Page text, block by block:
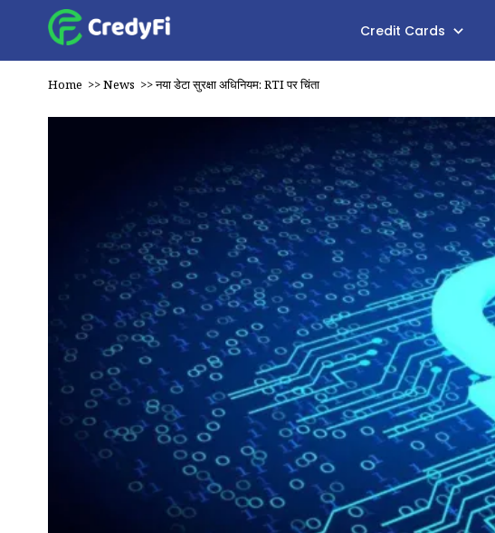
Credit Cards
Home >>News >>नया डेटा सुरक्षा अधिनियम: RTI पर चिंता